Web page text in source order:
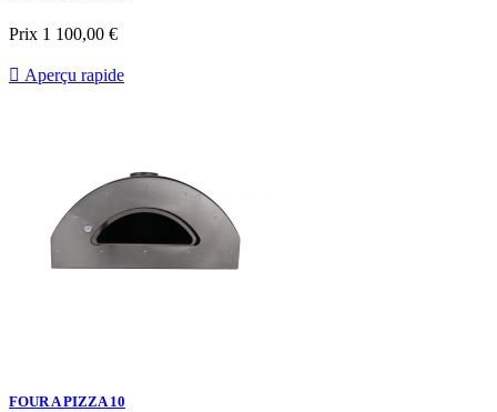
Prix 1 100,00 €
 Aperçu rapide
FOUR A PIZZA 10